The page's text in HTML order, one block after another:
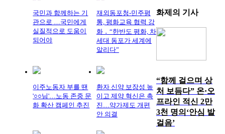
국민과 함께하는 기
관으로 …국민에게
실질적으로 도움이
되어야
재외동포청-민주평
통, 평화교육 협력 강
화 ․ “한반도 평화, 차
세대 동포가 세계에
알리다”
이주노동자 부를 땐
'○○님'…노동 존중 문
화 확산 캠페인 추진
환자 신약 보장성 높
이고 제약 혁신은 촉
진…약가제도 개편
안 의결
화제의 기사
“함께 걸으며 상
처 보듬다” 온·오
프라인 적신 2만
3천 명의‘안심 발
걸음’